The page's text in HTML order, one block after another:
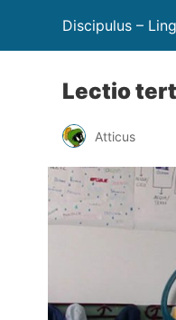
Discipulus –
Lectio
Atticus